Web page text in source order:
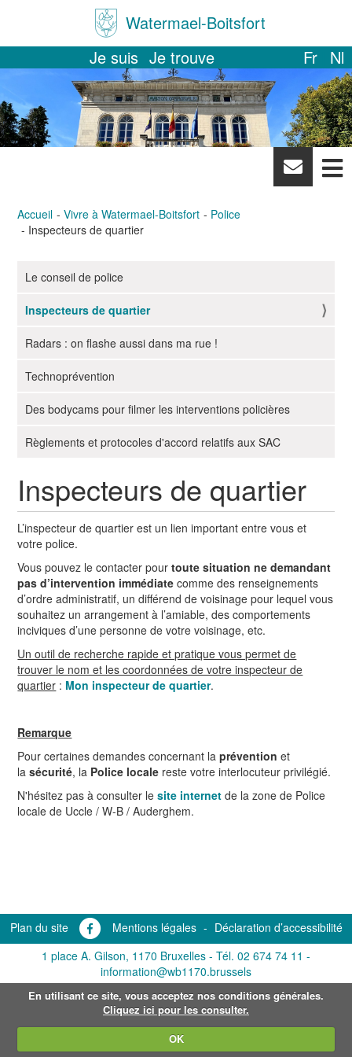
Watermael-Boitsfort
Je suis Je trouve Fr Nl
News
Accueil Vivre à Watermael-Boitsfort
Police
Inspecteurs de quartier
N
v
i
a
i
o
Le conseil de police
Inspecteurs de quartier
Radars : on flashe aussi dans ma rue !
Technoprévention
Des bodycams pour filmer les interventions policières
Règlements et protocoles d'accord relatifs aux SAC
Inspecteurs de quartier
L’inspecteur de quartier est un lien importantentre vous et
votre police.
Vous pouvez le contacter pour toute situation ne demandant
pas d’intervention immédiate comme des renseignements
d’ordre administratif, un différend de voisinage pour lequel vous
souhaitez un arrangement à l’amiable, des comportements
inciviques d’une personne de votre voisinage, etc.
Un outil de recherche rapide et pratique vous permet de
trouver le nom et les coordonnées de votre inspecteur de
quartier : Mon inspecteur de quartier.
Remarque
Pour certaines demandes concernant la prévention et
la sécurité, la Police locale reste votre interlocuteur privilégié.
N'hésitez pas à consulter lesite internet de la zone de Police
locale de Uccle / W-B / Auderghem.
Plan du site Mentions légales - Déclaration d’accessibilité
1 place A. Gilson, 1170 Bruxelles - Tél. 02 674 74 11 -
information@wb1170.brussels
En utilisant ce site, vous acceptez nos conditions générales.
Cliquez ici pour les consulter.
OK